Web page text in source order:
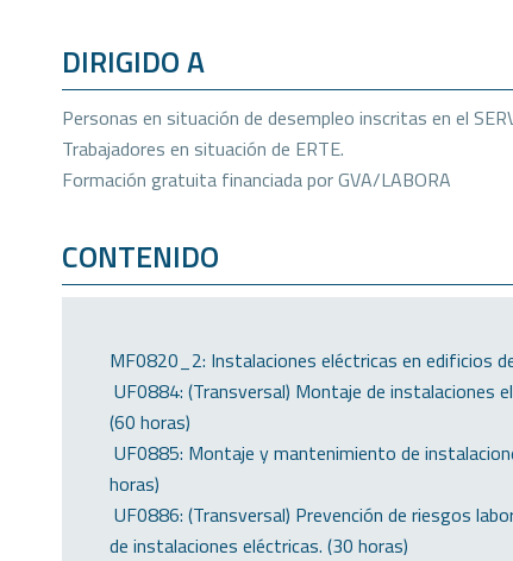
DIRIGIDO A
Personas en situación de desempleo inscritas en el
Trabajadores en situación de ERTE.
Formación gratuita financiada por GVA/LABORA
CONTENIDO
MF0820_2: Instalaciones eléctricas en edificios
 UF0884: (Transversal) Montaje de instalaciones
(60 horas)
 UF0885: Montaje y mantenimiento de
horas)
 UF0886: (Transversal) Prevención de riesgos
de instalaciones eléctricas. (30 horas)